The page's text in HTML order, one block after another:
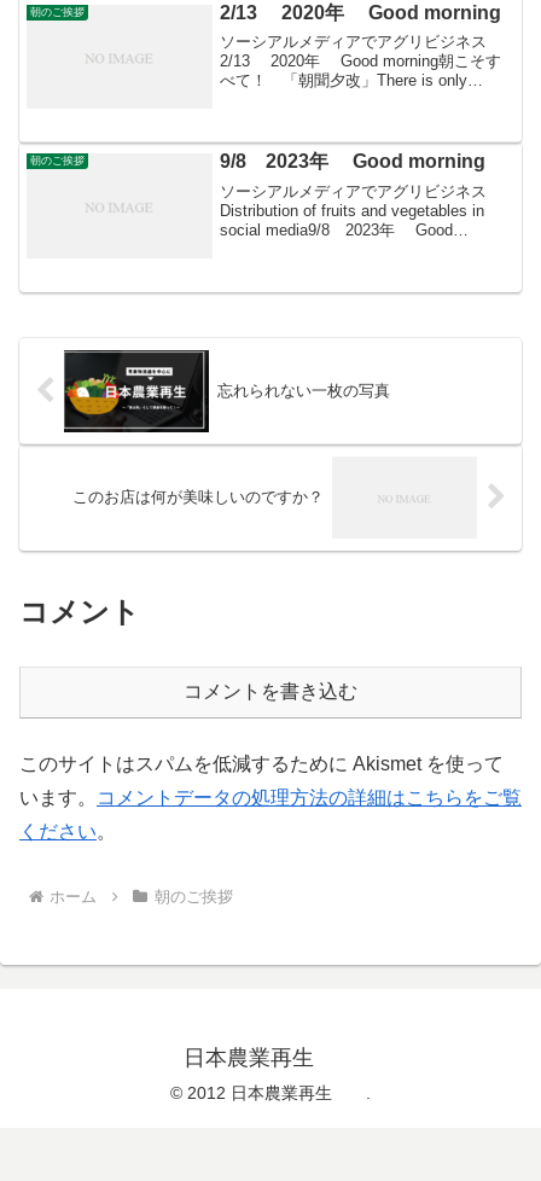
朝のご挨拶 2/13 2020年 Good morning
ソーシアルメディアでアグリビジネス
2/13 2020年 Good morning朝こそす
べて！ 「朝聞夕改」There is only
朝のご挨拶 9/8 2023年 Good morning
ソーシアルメディアでアグリビジネス
Distribution of fruits and vegetables in
social media9/8 2023年 Good
忘れられない一枚の写真
このお店は何が美味しいのですか？
コメント
コメントを書き込む
このサイトはスパムを低減するために Akismet を使って
います。
コメントデータの処理方法の詳細はこちらをご覧
ください。
ホーム 朝のご挨拶
日本農業再生
© 2012 日本農業再生 .